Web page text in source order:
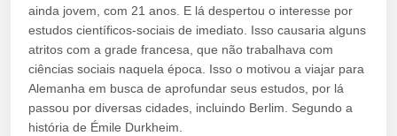
ainda jovem, com 21 anos. E lá despertou o interesse por
estudos científicos-sociais de imediato. Isso causaria alguns
atritos com a grade francesa, que não trabalhava com
ciências sociais naquela época. Isso o motivou a viajar para
Alemanha em busca de aprofundar seus estudos, por lá
passou por diversas cidades, incluindo Berlim. Segundo a
história de Émile Durkheim.